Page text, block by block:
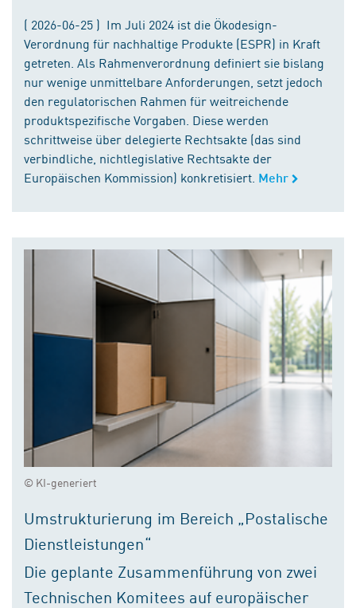
( 2026-06-25 ) Im Juli 2024 ist die Ökodesign-
Verordnung für nachhaltige Produkte (ESPR) in Kraft
getreten. Als Rahmenverordnung definiert sie bislang
nur wenige unmittelbare Anforderungen, setzt jedoch
den regulatorischen Rahmen für weitreichende
produktspezifische Vorgaben. Diese werden
schrittweise über delegierte Rechtsakte (das sind
verbindliche, nichtlegislative Rechtsakte der
Europäischen Kommission) konkretisiert. Mehr
© KI-generiert
Umstrukturierung im Bereich „Postalische
Dienstleistungen“
Die geplante Zusammenführung von zwei
Technischen Komitees auf europäischer